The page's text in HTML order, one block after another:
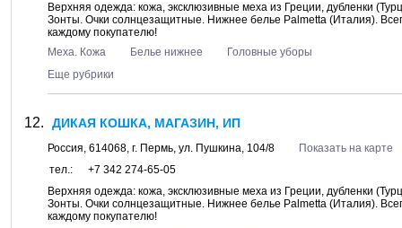
Верхняя одежда: кожа, эксклюзивные меха из Греции, дубленки
Зонты. Очки солнцезащитные. Нижнее белье Palmetta (Италия).
каждому покупателю!
Меха. Кожа
Белье нижнее
Головные уборы
Еще рубрики
ДИКАЯ КОШКА, МАГАЗИН, ИП
Россия, 614068, г. Пермь, ул. Пушкина, 104/8
Показать на карте
тел.:
+7 342 274-65-05
Верхняя одежда: кожа, эксклюзивные меха из Греции, дубленки
Зонты. Очки солнцезащитные. Нижнее белье Palmetta (Италия).
каждому покупателю!